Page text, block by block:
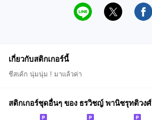
เกี่ยวกับสติกเกอร์นี้
ชีสเค้ก นุ่มนุ่ม ! มาแล้วค่า
สติกเกอร์ชุดอื่นๆ ของ ธรวิชญ์ พานิชรุทติวงศ์